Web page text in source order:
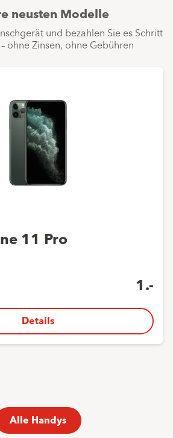
neusten Modelle
und bezahlen Sie es Schritt
ohne Zinsen, ohne Gebühren
11 Pro
1.-
Details
Alle Handys